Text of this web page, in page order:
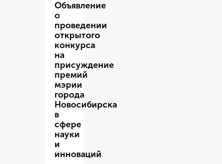
Объявление
о
проведении
открытого
конкурса
на
присуждение
премий
мэрии
города
Новосибирска
в
сфере
науки
и
инноваций